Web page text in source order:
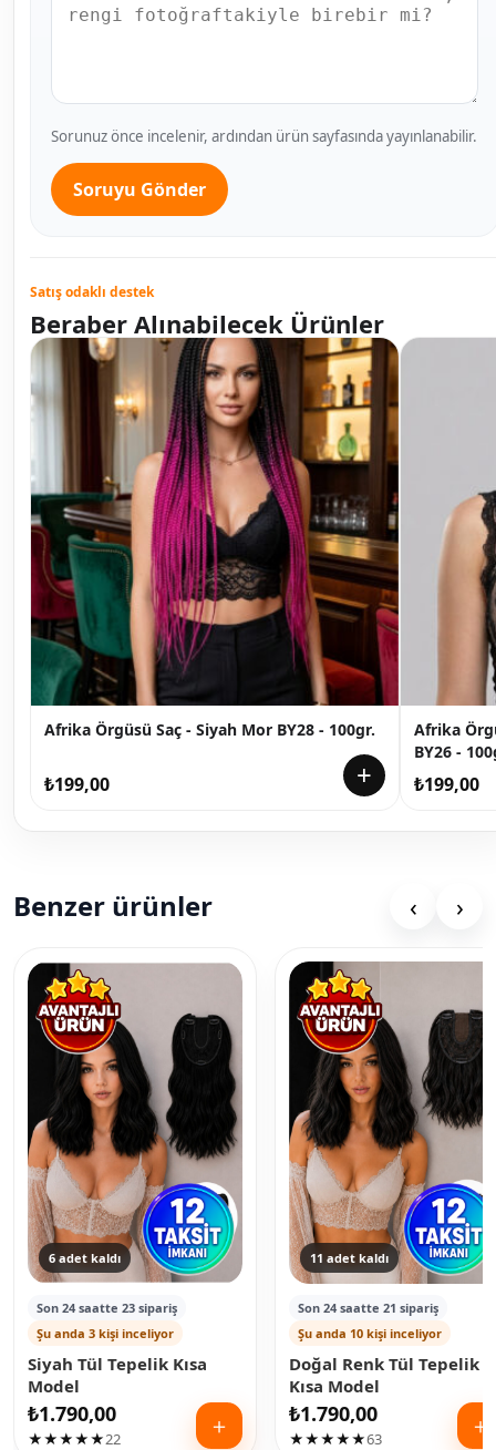
Sorunuz önce incelenir, ardından ürün sayfasında yayınlanabilir.
Soruyu Gönder
Satış odaklı destek
Beraber Alınabilecek Ürünler
Afrika Örgüsü Saç - Siyah Mor BY28 - 100gr.
₺199,00 +
Afrika
BY26 -
₺199,00
Benzer ürünler ‹ ›
6 adet kaldı
Son 24 saatte 23 sipariş
Şu anda 3 kişi inceliyor
Siyah Tül Tepelik Kısa
Model
₺1.790,00
★★★★★22 ＋
11 adet kaldı
Son 24 saatte 21 sipariş
Şu anda 10 kişi inceliyor
Doğal Renk Tül Tepelik
Kısa Model
₺1.790,00
★★★★★63 ＋